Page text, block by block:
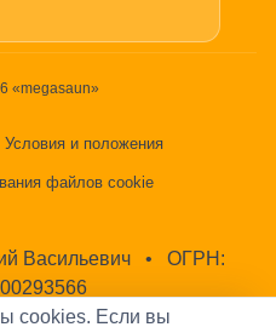
«megasaun»
Условия и положения
файлов cookie
Васильевич •
ОГРН:
cookies. Если вы